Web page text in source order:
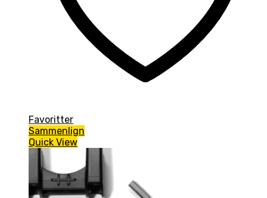
Favoritter
Sammenlign
Quick View